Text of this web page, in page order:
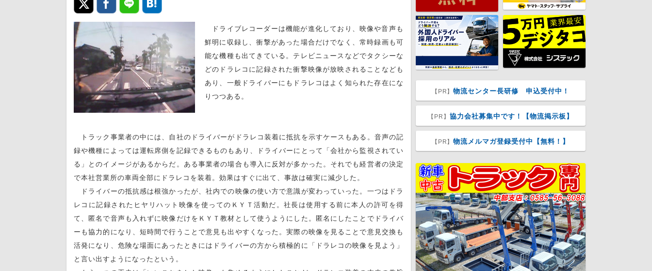
ドライブレコーダーは機能が進化しており、映像や音声も
鮮明に収録し、衝撃があった場合だけでなく、常時録画も可
能な機種も出てきている。テレビニュースなどでタクシーな
どのドラレコに記録された衝撃映像が放映されることなども
あり、一般ドライバーにもドラレコはよく知られた存在にな
りつつある。
トラック事業者の中には、自社のドライバーがドラレコ装着に抵抗を示すケースもある。音声の記
録や機種によっては運転席側を記録できるものもあり、ドライバーにとって「会社から監視されてい
る」とのイメージがあるからだ。ある事業者の場合も導入に反対が多かった。それでも経営者の決定
で本社営業所の車両全部にドラレコを装着。効果はすぐに出て、事故は確実に減少した。
ドライバーの抵抗感は根強かったが、社内での映像の使い方で意識が変わっていった。一つはドラ
レコに記録されたヒヤリハット映像を使ってのＫＹＴ活動だ。社長は使用する前に本人の許可を得
て、匿名で音声も入れずに映像だけをＫＹＴ教材として使うようにした。匿名にしたことでドライバ
ーも協力的になり、短時間で行うことで意見も出やすくなった。実際の映像を見ることで意見交換も
活発になり、危険な場面にあったときにはドライバーの方から積極的に「ドラレコの映像を見よう」
と言い出すようになったという。
【PR】物流センター長研修 申込受付中！
【PR】 協力会社募集中です！【物流掲示板】
【PR】物流メルマガ登録受付中【無料！】